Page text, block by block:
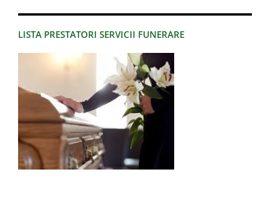
LISTA PRESTATORI SERVICII FUNERARE